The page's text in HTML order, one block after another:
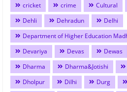
cricket
crime Cultural
Dehli
Dehradun
Delhi
Department of Higher Education
Devariya
Devas Dewas
Dharma
Dharma&Jotishi
Dholpur
Dilhi Durg